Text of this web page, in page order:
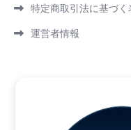
特定商取引法に基づく
運営者情報